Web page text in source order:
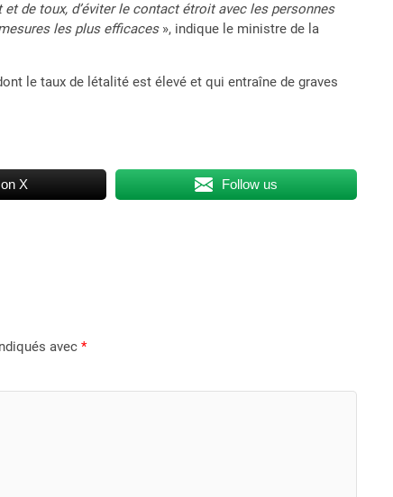
et de toux, d’éviter le contact étroit avec les personnes
les plus efficaces », indique le ministre de la
le taux de létalité est élevé et qui entraîne de graves
X Follow us
avec*